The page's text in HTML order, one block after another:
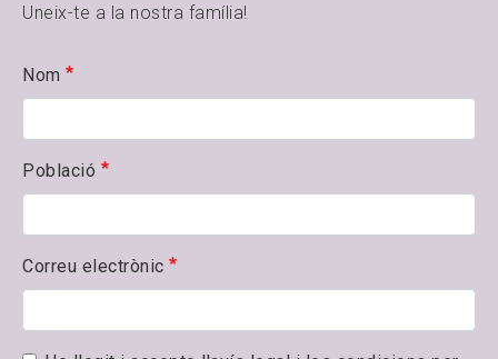
Uneix-te a la nostra família!
Nom
Població
Correu electrònic